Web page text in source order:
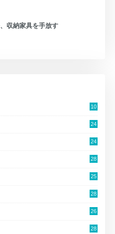
収納家具を手放す
10
24
24
28
25
28
26
28